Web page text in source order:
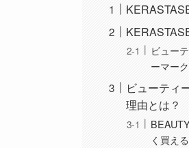
ビュー
ーマー
ビューティ
理由とは？
く買え